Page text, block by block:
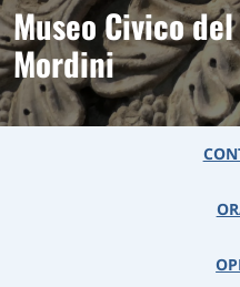
Museo Civico
Mordini